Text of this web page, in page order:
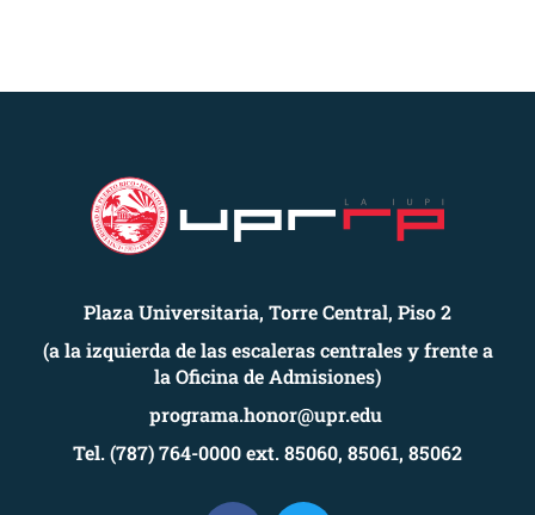
Plaza Universitaria, Torre Central, Piso 2
(a la izquierda de las escaleras centrales y frente a
la Oficina de Admisiones)
programa.honor@upr.edu
Tel. (787) 764-0000 ext. 85060, 85061, 85062